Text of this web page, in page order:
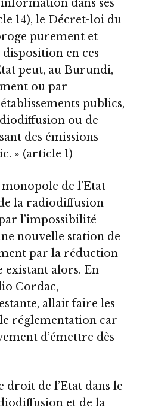
dans ses
14), le Décret-loi du
purement et
en ces
peut, au Burundi,
ou par
publics,
ou de
des émissions
» (article 1)
de l’Etat
la radiodiffusion
l’impossibilité
nouvelle station de
par la réduction
existant alors. En
Cordac,
allait faire les
réglementation car
d’émettre dès
droit de l’Etat dans le
et de la